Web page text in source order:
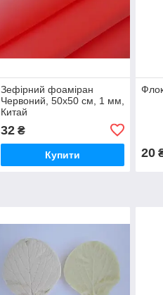
Зефірний фоаміран
Червоний, 50x50 см, 1 мм,
Китай
32₴
Купити 20